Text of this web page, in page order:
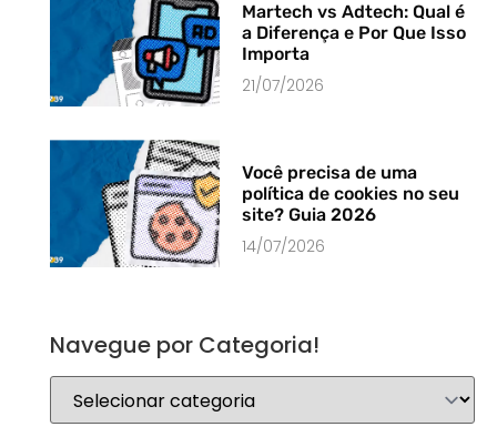
Martech vs Adtech: Qual é
a Diferença e Por Que Isso
Importa
21/07/2026
Você precisa de uma
política de cookies no seu
site? Guia 2026
14/07/2026
Navegue por Categoria!